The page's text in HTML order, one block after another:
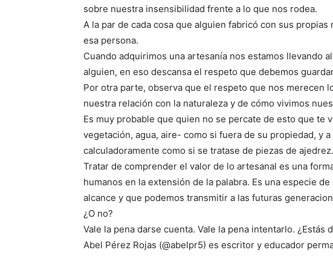
sobre nuestra insensibilidad frente a lo que nos rodea.
A la par de cada cosa que alguien fabricó con sus
esa persona.
Cuando adquirimos una artesanía nos estamos llevando
alguien, en eso descansa el respeto que debemos
Por otra parte, observa que el respeto que nos merecen
nuestra relación con la naturaleza y de cómo vivimos
Es muy probable que quien no se percate de esto que te
vegetación, agua, aire- como si fuera de su propiedad, y
calculadoramente como si se tratase de piezas de ajedrez.
Tratar de comprender el valor de lo artesanal es una
humanos en la extensión de la palabra. Es una especie
alcance y que podemos transmitir a las futuras
¿O no?
Vale la pena darse cuenta. Vale la pena intentarlo. ¿Estás
Abel Pérez Rojas (@abelpr5) es escritor y educador